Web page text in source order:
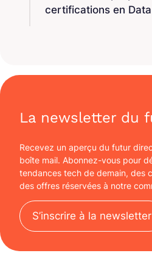
certifications en
La newsletter du
Recevez un aperçu du futur
boîte mail. Abonnez-vous pour
tendances tech de demain, des
des offres réservées à notre
S’inscrire à la newsletter